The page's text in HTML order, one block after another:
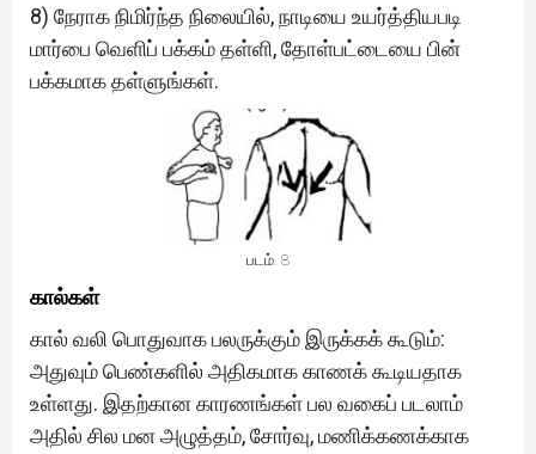
8) நேராக நிமிர்ந்த நிலையில், நாடியை உயர்த்தியபடி
மார்பை வெளிப் பக்கம் தள்ளி, தோள்பட்டையை பின்
பக்கமாக தள்ளுங்கள்.
படம். 8
கால்கள்
கால் வலி பொதுவாக பலருக்கும் இருக்கக் கூடும்:
அதுவும் பெண்களில் அதிகமாக காணக் கூடியதாக
உள்ளது. இதற்கான காரணங்கள் பல வகைப் படலாம்
அதில் சில மன அழுத்தம், சோர்வு, மணிக்கணக்காக